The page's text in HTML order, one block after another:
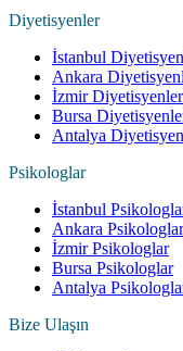
Diyetisyenler
İstanbul
Ankara
İzmir
Bursa
Antalya
Psikologlar
İstanbul
Ankara Psikologlar
İzmir Psikologlar
Bursa Psikologlar
Antalya
Bize Ulaşın